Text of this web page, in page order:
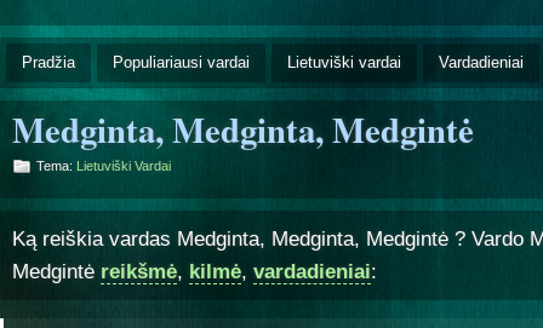
Pradžia Populiariausi vardai Lietuviški vardai Vardadieniai
Medginta, Medginta, Medgintė
Tema: Lietuviški Vardai
Ką reiškia vardas Medginta, Medginta, Medgintė ? Vardo
Medgintė reikšmė, kilmė, vardadieniai: